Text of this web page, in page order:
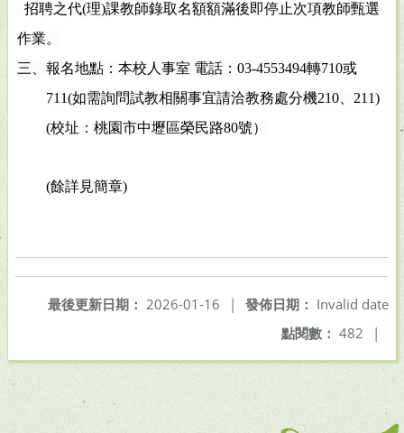
招聘之代(理)課教師錄取名額額滿後即停止次項教師甄選
作業。
三、報名地點：本校人事室 電話： 03-4553494轉710或
711(如需詢問試教相關事宜請洽教務處分機210
211)
(校址：桃園市中壢區榮民路80號）
(餘詳見簡章)
發佈日期： Invalid date
最後更新日期： 2026-01-16
|
點閱數： 482 |